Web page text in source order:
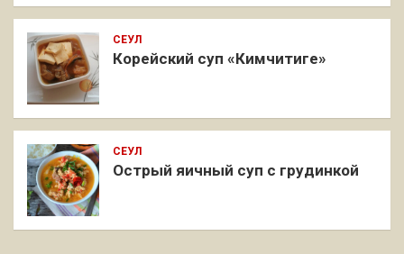
СЕУЛ
Корейский суп «Кимчитиге»
СЕУЛ
Острый яичный суп с грудинкой